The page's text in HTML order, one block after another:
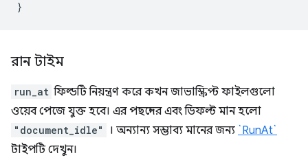
রান টাইম
run_at ফিল্ডটি নিয়ন্ত্রণ করে কখন জাভাস্ক্রিপ্ট ফাইলগুলো
ওয়েব পেজে যুক্ত হবে। এর পছন্দের এবং ডিফল্ট মান হলো
"document_idle" । অন্যান্য সম্ভাব্য মানের জন্য `RunAt`
টাইপটি দেখুন।